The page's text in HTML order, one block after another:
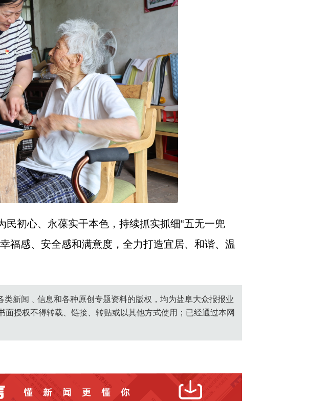
初心、永葆实干本色，持续抓实抓细“五无一兜
福感、安全感和满意度，全力打造宜居、和谐、温
类新闻﹑信息和各种原创专题资料的版权，均为盐阜大众报报业
授权不得转载、链接、转贴或以其他方式使用；已经通过本网